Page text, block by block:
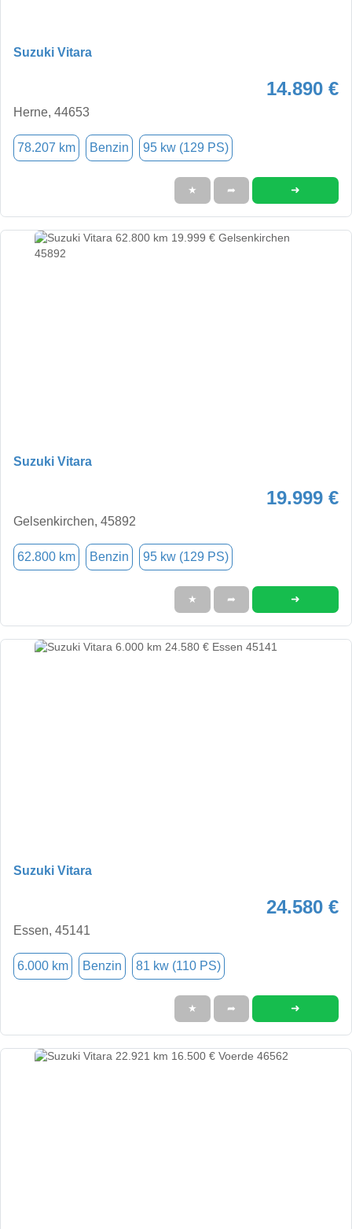
Suzuki Vitara
14.890 €
Herne, 44653
78.207 km Benzin 95 kw (129 PS)
★ ➦ ➜
Suzuki Vitara
19.999 €
Gelsenkirchen, 45892
62.800 km Benzin 95 kw (129 PS)
★ ➦ ➜
Suzuki Vitara
24.580 €
Essen, 45141
6.000 km Benzin 81 kw (110 PS)
★ ➦ ➜